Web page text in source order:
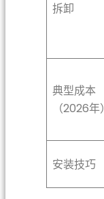
拆卸
典型成本
（2026年）
安装技巧